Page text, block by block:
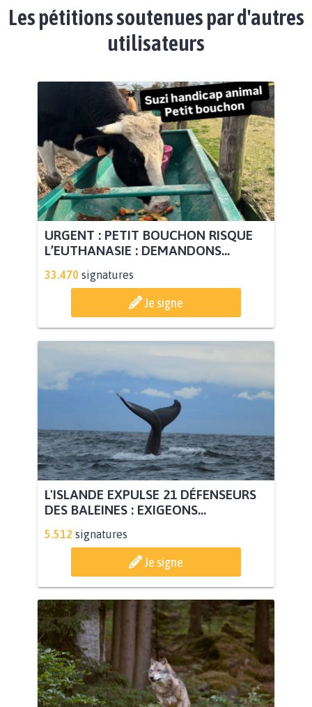
Les pétitions soutenues par d'autres
utilisateurs
URGENT : PETIT BOUCHON RISQUE
L’EUTHANASIE : DEMANDONS...
33.470 signatures
Je signe
L'ISLANDE EXPULSE 21 DÉFENSEURS
DES BALEINES : EXIGEONS...
5.512 signatures
Je signe